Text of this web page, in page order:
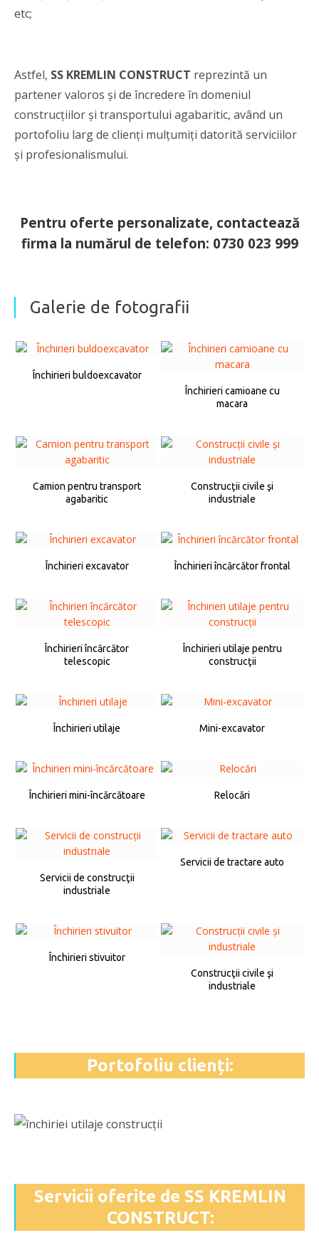
etc;
Astfel, SS KREMLIN CONSTRUCT reprezintă un
partener valoros şi de încredere în domeniul
construcţiilor şi transportului agabaritic, având un
portofoliu larg de clienţi mulţumiţi datorită serviciilor
şi profesionalismului.
Pentru oferte personalizate, contactează
firma la numărul de telefon: 0730 023 999
Galerie de fotografii
Închirieri buldoexcavator
Închirieri camioane cu
macara
Camion pentru transport
agabaritic
Construcţii civile şi
industriale
Închirieri excavator Închirieri încărcător frontal
Închirieri încărcător
telescopic
Închirieri utilaje pentru
construcţii
Închirieri utilaje Mini-excavator
Închirieri mini-încărcătoare Relocări
Servicii de construcţii
industriale
Servicii de tractare auto
Închirieri stivuitor
Construcţii civile şi
industriale
Portofoliu clienți:
Servicii oferite de SS KREMLIN
CONSTRUCT: